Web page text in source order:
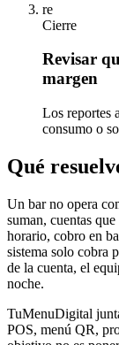
re
Cierre
Revisar
margen
Los reportes
consumo o
Qué
Un bar no opera
suman, cuentas
horario, cobro en
sistema solo cobra
de la cuenta, el
noche.
TuMenuDigital
POS, menú QR,